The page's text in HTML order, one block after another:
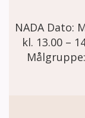
NADA Dato: Mandag kl. 10.00 – 11.00 Torsdag
kl. 13.00 – 14.00 Sted:
Lillebælt. Vendersgade 43, 7000 Fredericia.